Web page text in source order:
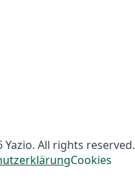
All rights reserved.
Cookies